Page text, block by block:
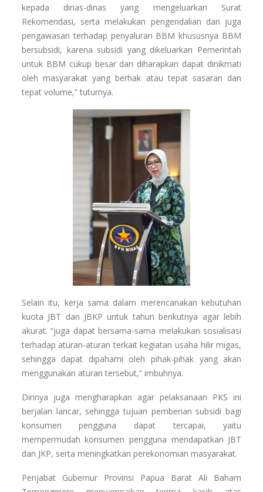
kepada dinas-dinas yang mengeluarkan Surat
Rekomendasi, serta melakukan pengendalian dan juga
pengawasan terhadap penyaluran BBM khususnya BBM
bersubsidi, karena subsidi yang dikeluarkan Pemerintah
untuk BBM cukup besar dan diharapkan dapat dinikmati
oleh masyarakat yang berhak atau tepat sasaran dan
tepat volume,” tuturnya.
Selain itu, kerja sama dalam merencanakan kebutuhan
kuota JBT dan JBKP untuk tahun berikutnya agar lebih
akurat. “juga dapat bersama-sama melakukan sosialisasi
terhadap aturan-aturan terkait kegiatan usaha hilir migas,
sehingga dapat dipahami oleh pihak-pihak yang akan
menggunakan aturan tersebut,” imbuhnya.
Dirinya juga mengharapkan agar pelaksanaan PKS ini
berjalan lancar, sehingga tujuan pemberian subsidi bagi
konsumen pengguna dapat tercapai, yaitu
mempermudah konsumen pengguna mendapatkan JBT
dan JKP, serta meningkatkan perekonomian masyarakat.
Penjabat Gubernur Provinsi Papua Barat Ali Baham